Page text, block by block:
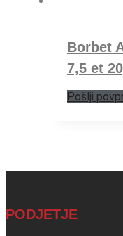
Borbet
7,5 et
Pošlji
PODJETJE